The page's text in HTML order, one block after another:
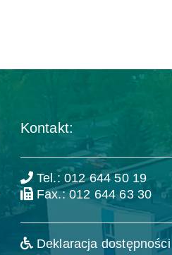
Kontakt:
Tel.: 012 644 50 19
Fax.: 012 644 63 30
Deklaracja dostępności